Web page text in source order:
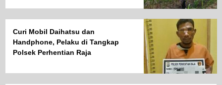
Curi Mobil Daihatsu dan
Handphone, Pelaku di Tangkap
Polsek Perhentian Raja